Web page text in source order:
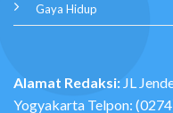
Gaya Hidup
Alamat Redaksi: JL
Yogyakarta Telpon: